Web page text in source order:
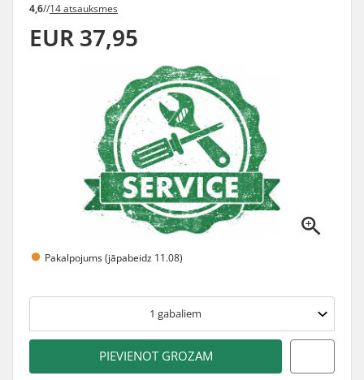
4,6//14 atsauksmes
EUR 37,95
Pakalpojums (jāpabeidz 11.08)
1 gabaliem
PIEVIENOT GROZAM